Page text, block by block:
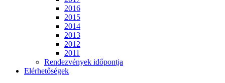
2016
2015
2014
2013
2012
2011
Rendezvények időpontja
Elérhetőségek